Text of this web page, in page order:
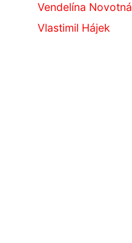
Vendelína Novotná
Vlastimil Hájek